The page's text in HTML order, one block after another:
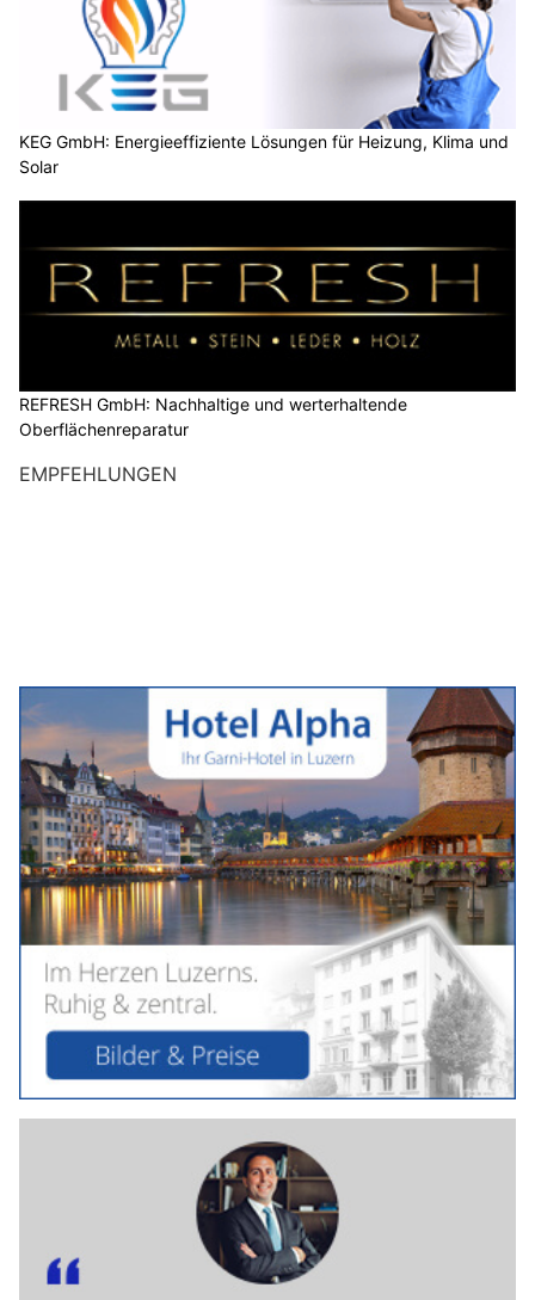
KEG GmbH: Energieeffiziente Lösungen für Heizung, Klima und
Solar
REFRESH GmbH: Nachhaltige und werterhaltende
Oberflächenreparatur
EMPFEHLUNGEN